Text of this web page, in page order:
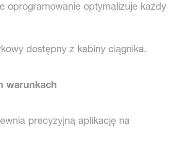
oprogramowanie optymalizuje każdy
dostępny z kabiny ciągnika.
warunkach
precyzyjną aplikację na